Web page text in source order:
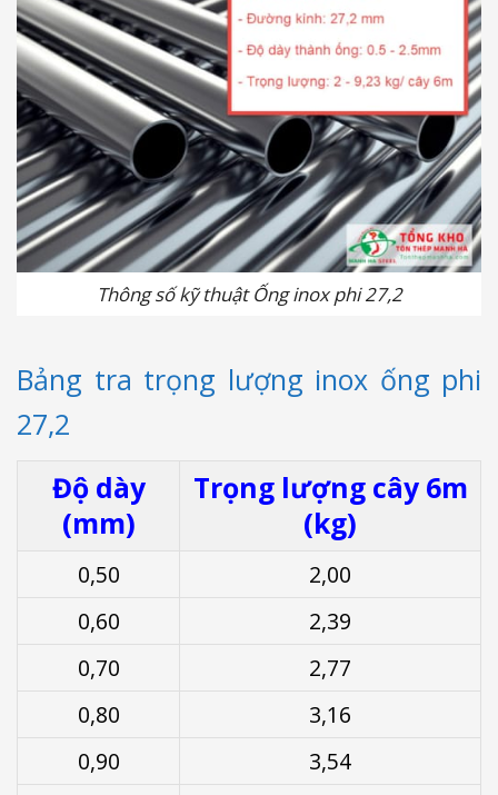
Thông số kỹ thuật Ống inox phi 27,2
Bảng tra trọng lượng inox ống phi
27,2
Độ dày
(mm)
Trọng lượng cây 6m
(kg)
0,50
2,00
0,60
2,39
0,70
2,77
0,80
3,16
0,90
3,54